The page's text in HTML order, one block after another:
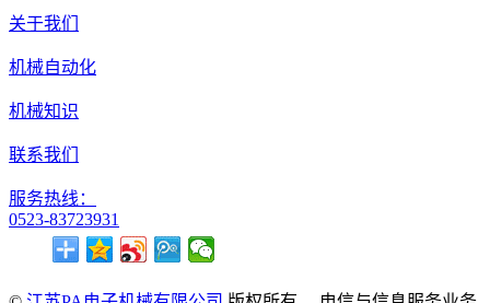
关于我们
机械自动化
机械知识
联系我们
服务热线：
0523-83723931